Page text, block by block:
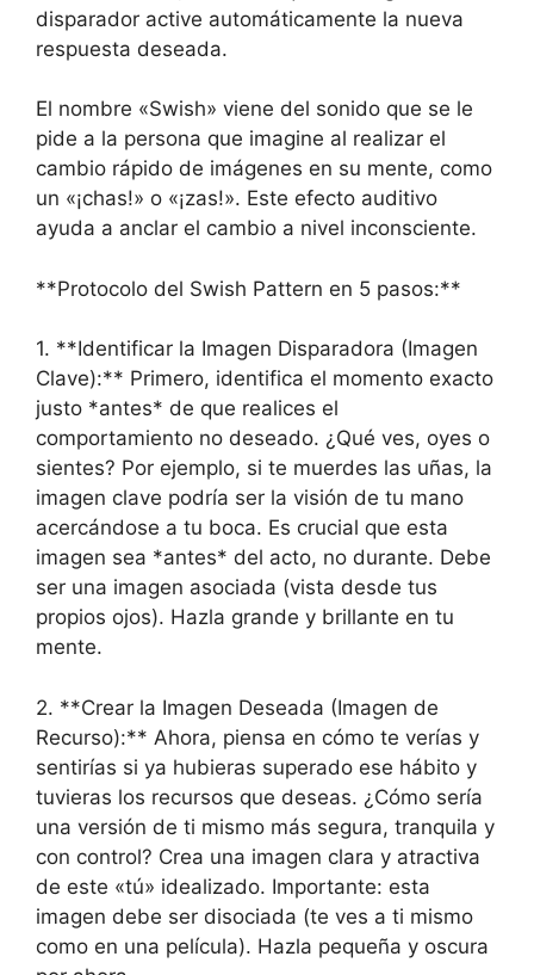
disparador active automáticamente la nueva
respuesta deseada.
El nombre «Swish» viene del sonido que se le
pide a la persona que imagine al realizar el
cambio rápido de imágenes en su mente, como
un «¡chas!» o «¡zas!». Este efecto auditivo
ayuda a anclar el cambio a nivel inconsciente.
**Protocolo del Swish Pattern en 5 pasos:**
1. **Identificar la Imagen Disparadora (Imagen
Clave):** Primero, identifica el momento exacto
justo *antes* de que realices el
comportamiento no deseado. ¿Qué ves, oyes o
sientes? Por ejemplo, si te muerdes las uñas, la
imagen clave podría ser la visión de tu mano
acercándose a tu boca. Es crucial que esta
imagen sea *antes* del acto, no durante. Debe
ser una imagen asociada (vista desde tus
propios ojos). Hazla grande y brillante en tu
mente.
2. **Crear la Imagen Deseada (Imagen de
Recurso):** Ahora, piensa en cómo te verías y
sentirías si ya hubieras superado ese hábito y
tuvieras los recursos que deseas. ¿Cómo sería
una versión de ti mismo más segura, tranquila y
con control? Crea una imagen clara y atractiva
de este «tú» idealizado. Importante: esta
imagen debe ser disociada (te ves a ti mismo
como en una película). Hazla pequeña y oscura